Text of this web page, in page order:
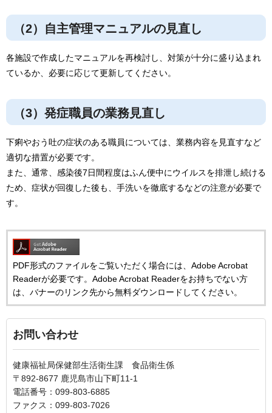
（2）自主管理マニュアルの見直し
各施設で作成したマニュアルを再検討し、対策が十分に盛り込まれ
ているか、必要に応じて更新してください。
（3）発症職員の業務見直し
下痢やおう吐の症状のある職員については、業務内容を見直すなど
適切な措置が必要です。
また、通常、感染後7日間程度はふん便中にウイルスを排泄し続ける
ため、症状が回復した後も、手洗いを徹底するなどの注意が必要で
す。
PDF形式のファイルをご覧いただく場合には、Adobe Acrobat
Readerが必要です。Adobe Acrobat Readerをお持ちでない方
は、バナーのリンク先から無料ダウンロードしてください。
お問い合わせ
健康福祉局保健部生活衛生課 食品衛生係
〒892-8677 鹿児島市山下町11-1
電話番号：099-803-6885
ファクス：099-803-7026